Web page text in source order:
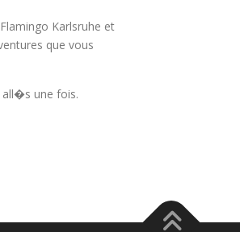
Karlsruhe et
que vous
une fois.